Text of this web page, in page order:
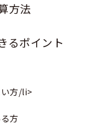
方法
るポイント
い方/li>
方